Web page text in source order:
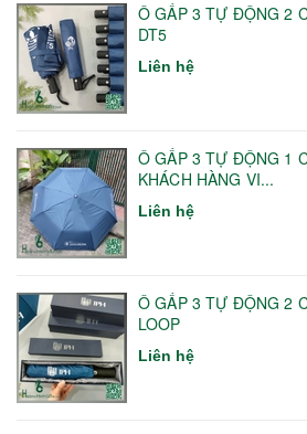
Ô GẤP 3 TỰ ĐỘNG 2
DT5
Liên hệ
Ô GẤP 3 TỰ ĐỘNG 1
KHÁCH HÀNG VI...
Liên hệ
Ô GẤP 3 TỰ ĐỘNG 2
LOOP
Liên hệ